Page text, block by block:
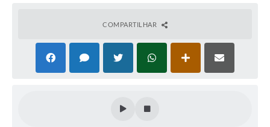
Serviços para a empresa
Serviços para o Servidor
COMPARTILHAR